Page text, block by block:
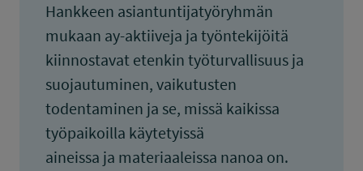
Hankkeen asiantuntijatyöryhmän
mukaan ay-aktiiveja ja työntekijöitä
kiinnostavat etenkin työturvallisuus ja
suojautuminen, vaikutusten
todentaminen ja se, missä kaikissa
työpaikoilla käytetyissä
aineissa ja materiaaleissa nanoa on.